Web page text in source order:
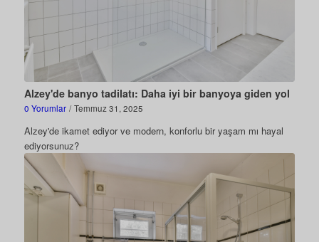
Alzey'de banyo tadilatı: Daha iyi bir banyoya giden yol
0 Yorumlar / Temmuz 31, 2025
Alzey'de ikamet ediyor ve modern, konforlu bir yaşam mı hayal
ediyorsunuz?